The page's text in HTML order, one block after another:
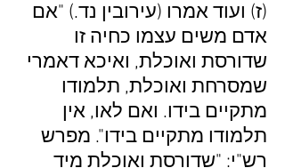
(ז) ועוד אמרו (עירובין נד.) "אם
אדם משים עצמו כחיה זו
שדורסת ואוכלת, ואיכא דאמרי
שמסרחת ואוכלת, תלמודו
מתקיים בידו. ואם לאו, אין
תלמודו מתקיים בידו". מפרש
רש"י: "שדורסת ואוכלת מיד